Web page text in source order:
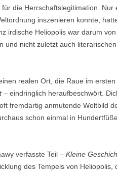
die Herrschaftslegitimation. Nur
inszenieren konnte,
irdische Heliopolis war darum
und nicht zuletzt auch
realen Ort, die Raue im ersten
– eindringlich heraufbeschwört.
fremdartig anmutende Weltbild
schon einmal in
verfasste Teil – Kleine
des Tempels von Heliopolis,